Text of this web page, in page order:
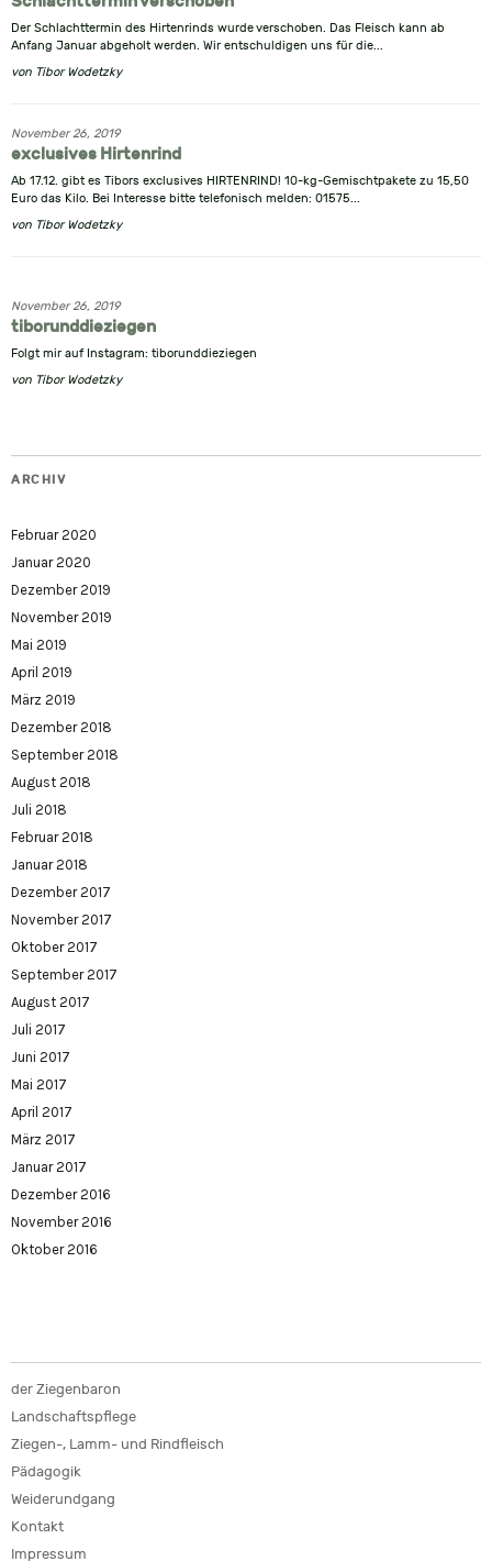
Der Schlachttermin des Hirtenrinds wurde verschoben. Das Fleisch kann ab
Anfang Januar abgeholt werden. Wir entschuldigen uns für die...
von Tibor Wodetzky
November 26, 2019
exclusives Hirtenrind
Ab 17.12. gibt es Tibors exclusives HIRTENRIND! 10-kg-Gemischtpakete zu 15,50
Euro das Kilo. Bei Interesse bitte telefonisch melden: 01575...
von Tibor Wodetzky
November 26, 2019
tiborunddieziegen
Folgt mir auf Instagram: tiborunddieziegen
von Tibor Wodetzky
ARCHIV
Februar 2020
Januar 2020
Dezember 2019
November 2019
Mai 2019
April 2019
März 2019
Dezember 2018
September 2018
August 2018
Juli 2018
Februar 2018
Januar 2018
Dezember 2017
November 2017
Oktober 2017
September 2017
August 2017
Juli 2017
Juni 2017
Mai 2017
April 2017
März 2017
Januar 2017
Dezember 2016
November 2016
Oktober 2016
der Ziegenbaron
Landschaftspflege
Ziegen-, Lamm- und Rindfleisch
Pädagogik
Weiderundgang
Kontakt
Impressum